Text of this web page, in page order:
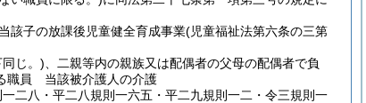
該子の放課後児童健全育成事業(児童福祉法第六条の三第
じ。) 、二親等内の親族又は配偶者の父母の配偶者で負
職員 当該被介護人の介護
二八・平二八規則一六五・平二九規則一二・令三規則一